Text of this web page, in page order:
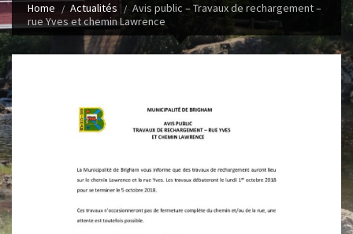
Home Actualités
Avis public – Travaux de rechargement –
rue Yves et chemin Lawrence